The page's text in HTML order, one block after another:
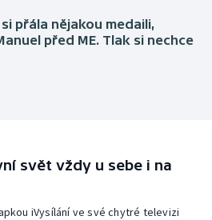
přála nějakou medaili,
před ME. Tlak si nechce
svět vždy u sebe i na
iVysílání ve své chytré televizi